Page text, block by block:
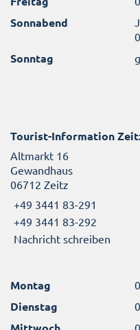
Sonnabend
Sonntag
Tourist-Information
Altmarkt 16
Gewandhaus
06712 Zeitz
+49 3441 83-291
+49 3441 83-292
Nachricht schreiben
Montag
Dienstag